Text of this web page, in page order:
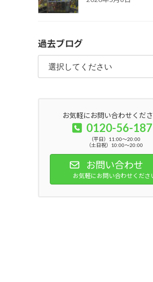
過去ブログ
お気軽にお問い合わせくださ
0120-56-
（平日）11:00～20:00
（土日祝）10:00～20:00
お問い合わせ
お気軽にお問い合わせくださ